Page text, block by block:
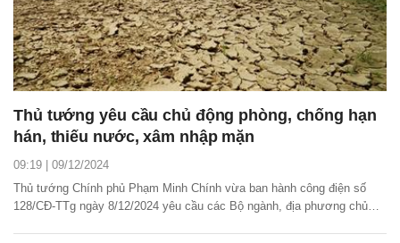
Thủ tướng yêu cầu chủ động phòng, chống hạn
hán, thiếu nước, xâm nhập mặn
09:19 | 09/12/2024
Thủ tướng Chính phủ Phạm Minh Chính vừa ban hành công điện số
128/CĐ-TTg ngày 8/12/2024 yêu cầu các Bộ ngành, địa phương chủ